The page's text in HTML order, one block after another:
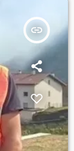
insert_link